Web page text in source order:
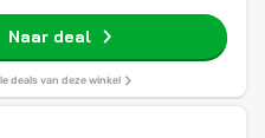
Naar deal
deals van deze winkel